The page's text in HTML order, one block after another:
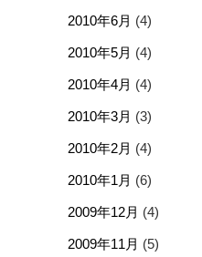
2010年6月 (4)
2010年5月 (4)
2010年4月 (4)
2010年3月 (3)
2010年2月 (4)
2010年1月 (6)
2009年12月 (4)
2009年11月 (5)